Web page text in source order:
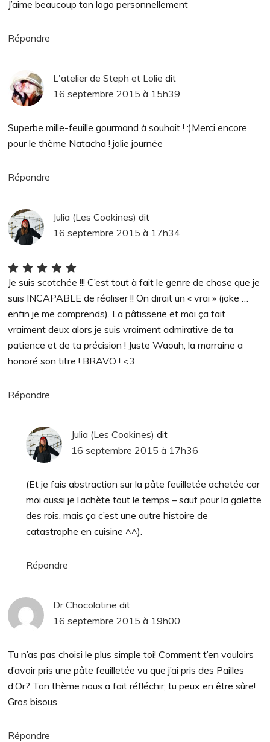
J’aime beaucoup ton logo personnellement
Répondre
L'atelier de Steph et Lolie dit
16 septembre 2015 à 15h39
Superbe mille-feuille gourmand à souhait ! :)Merci encore
pour le thème Natacha ! jolie journée
Répondre
Julia (Les Cookines) dit
16 septembre 2015 à 17h34
Je suis scotchée !!! C’est tout à fait le genre de chose que je
suis INCAPABLE de réaliser !! On dirait un « vrai » (joke …
enfin je me comprends). La pâtisserie et moi ça fait
vraiment deux alors je suis vraiment admirative de ta
patience et de ta précision ! Juste Waouh, la marraine a
honoré son titre ! BRAVO ! <3
Répondre
Julia (Les Cookines) dit
16 septembre 2015 à 17h36
(Et je fais abstraction sur la pâte feuilletée achetée car
moi aussi je l’achète tout le temps – sauf pour la galette
des rois, mais ça c’est une autre histoire de
catastrophe en cuisine ^^).
Répondre
Dr Chocolatine dit
16 septembre 2015 à 19h00
Tu n’as pas choisi le plus simple toi! Comment t’en vouloirs
d’avoir pris une pâte feuilletée vu que j’ai pris des Pailles
d’Or? Ton thème nous a fait réfléchir, tu peux en être sûre!
Gros bisous
Répondre